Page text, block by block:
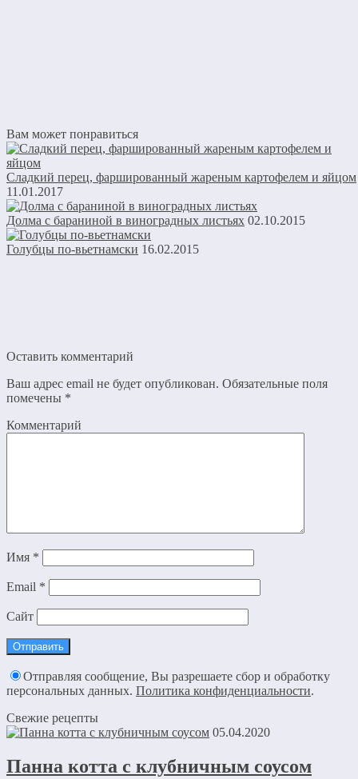
Вам может понравиться
Сладкий перец, фаршированный жареным картофелем и яйцом
11.01.2017
Долма с бараниной в виноградных листьях 02.10.2015
Голубцы по-вьетнамски 16.02.2015
Оставить комментарий
Ваш адрес email не будет опубликован. Обязательные поля
помечены *
Комментарий
Имя *
Email *
Сайт
Отправляя сообщение, Вы разрешаете сбор и обработку
персональных данных. Политика конфиденциальности.
Свежие рецепты
05.04.2020
Панна котта с клубничным соусом